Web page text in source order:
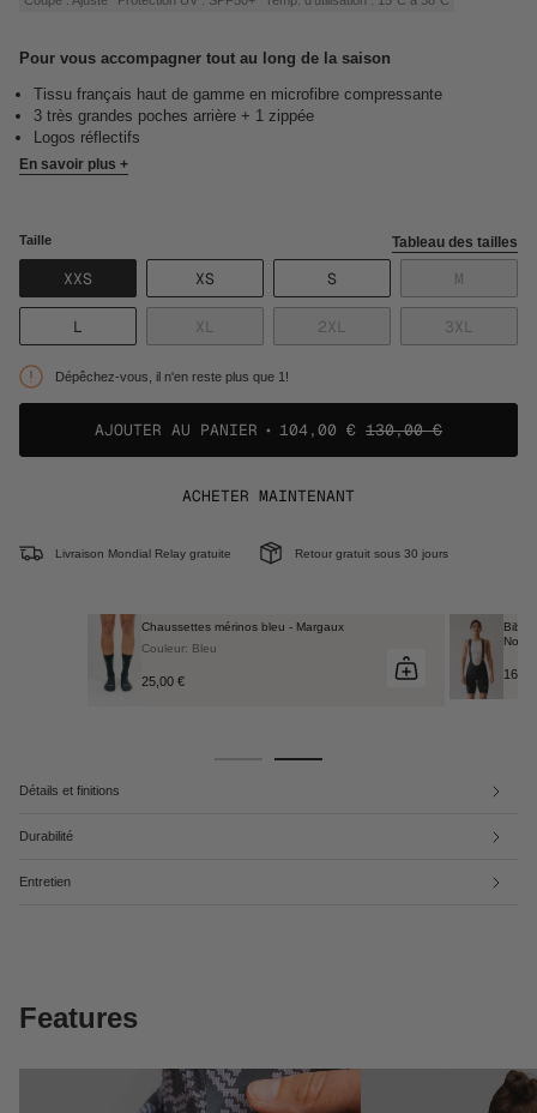
Pour vous accompagner tout au long de la saison
Tissu français haut de gamme en microfibre compressante
3 très grandes poches arrière + 1 zippée
Logos réflectifs
En savoir plus +
Taille Tableau des tailles
XXS
ÉPUISÉE
XS
ÉPUISÉE
S
ÉPUISÉE
NON
M
ÉPUISÉE
NON
L
ÉPUISÉE
OU
NON
DISPONIBLE
XL
ÉPUISÉE
NON
DISPONIBLE
2XL
ÉPUISÉE
DISPONIBLE
3XL
Dépêchez-vous, il n'en reste plus que 1!
AJOUTER AU PANIER 104,00 € 130,00 €
ACHETER MAINTENANT
Livraison Mondial Relay gratuite Retour gratuit sous 30 jours
Noir
Chaussettes mérinos bleu - Margaux
Couleur: Bleu
25,00 €
Détails et finitions
Durabilité
Entretien
Features